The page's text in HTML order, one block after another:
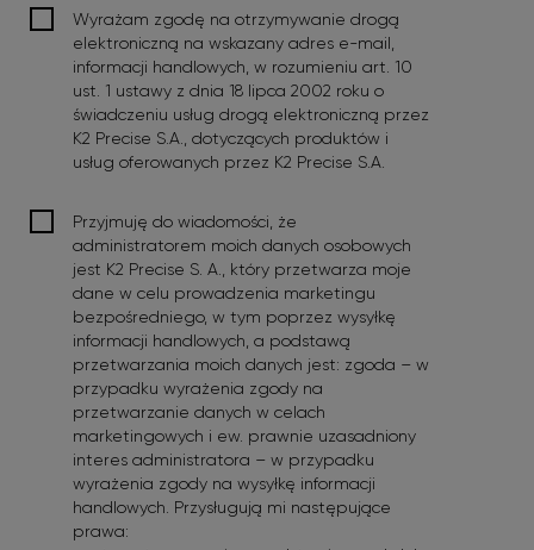
Potwierdzam: *
Wyrażam zgodę na otrzymywanie drogą
elektroniczną na wskazany adres e-mail,
informacji handlowych, w rozumieniu art. 10
ust. 1 ustawy z dnia 18 lipca 2002 roku o
świadczeniu usług drogą elektroniczną przez
K2 Precise S.A., dotyczących produktów i
usług oferowanych przez K2 Precise S.A.
Potwierdzam: *
Przyjmuję do wiadomości, że
administratorem moich danych osobowych
jest K2 Precise S. A., który przetwarza moje
dane w celu prowadzenia marketingu
bezpośredniego, w tym poprzez wysyłkę
informacji handlowych, a podstawą
przetwarzania moich danych jest: zgoda – w
przypadku wyrażenia zgody na
przetwarzanie danych w celach
marketingowych i ew. prawnie uzasadniony
interes administratora – w przypadku
wyrażenia zgody na wysyłkę informacji
handlowych. Przysługują mi następujące
prawa: